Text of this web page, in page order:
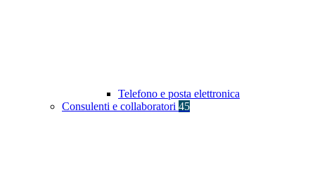
Telefono e posta elettronica
Consulenti e collaboratori 45